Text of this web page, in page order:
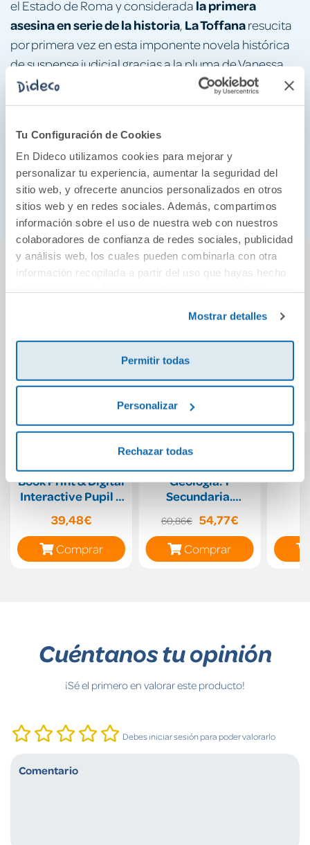
Tu Configuración de Cookies
En Dideco utilizamos cookies para mejorar y
personalizar tu experiencia, aumentar la seguridad del
sitio web, y ofrecerte anuncios personalizados en otros
sitios web y en redes sociales. Además, compartimos
información sobre el uso de nuestra web con nuestros
colaboradores de confianza de redes sociales, publicidad
y análisis web, los cuales pueden combinarla con otra
información recopilada a partir del uso que hayas hecho
Mostrar detalles
Permitir todas
Personalizar
Rechazar todas
el Estado de Roma y considerada la primera
asesina en serie de la historia, La Toffanaresucita
por primera vez en esta imponente novela histórica
de suspense judicial gracias a la pluma de Vanessa
Montfort y el despliegue narrativo que la caracteriza:
unos personajes memorables y una trama
mujer, de la familia y los peligros de la venganza y la
violencia institucional, cuya raíz brota en una época
de especial persecución a las mujeres que, en
ocasiones, no nos parece tan lejana.
También podría gustarte...
Book Print & Digital
Interactive Pupil s
Practic
39,48€
Comprar
Geología. 1
Secundaria.
60,86€ 54,77€
Comprar
Cuéntanos tu opinión
¡Sé el primero en valorar este producto!
Debes iniciar sesión para poder valorarlo